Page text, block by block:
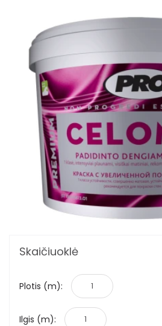
Skaičiuoklė
Plotis (m):
Ilgis (m):